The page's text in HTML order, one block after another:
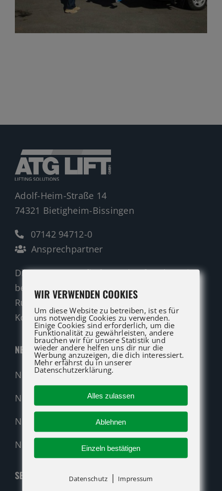
Adolf-Heim-Straße 14
74321 Bietigheim-Bissingen
07142 94712-0
Ansprechpartner
Die ATG LIFT Profis für Verkauf und Service
beraten Sie gerne.
Rufen Sie an oder nutzen Sie unser
Kontaktformular für eine Anfrage.
NEUMASCHINEN
Neumaschinen Übersicht
Neumaschinen Genie
Neumaschinen Merlo
Nehmen Sie Kontakt auf!
SERVICE
WIR VERWENDEN COOKIES
Um diese Website zu betreiben, ist es für
uns notwendig Cookies zu verwenden.
Einige Cookies sind erforderlich, um die
Funktionalität zu gewährleisten, andere
brauchen wir für unsere Statistik und
wieder andere helfen uns dir nur die
Werbung anzuzeigen, die dich interessiert.
Mehr erfährst du in unserer
Datenschutzerklärung.
Alles zulassen
Ablehnen
Einzeln bestätigen
Datenschutz | Impressum